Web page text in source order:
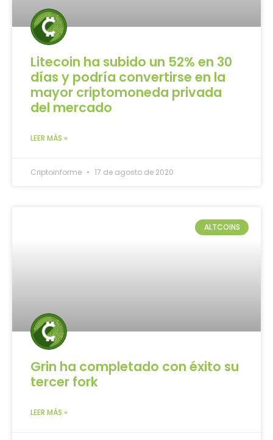
Litecoin ha subido un 52% en 30
días y podría convertirse en la
mayor criptomoneda privada
del mercado
LEER MÁS »
Criptoinforme 17 de agosto de 2020
ALTCOINS
Grin ha completado con éxito su
tercer fork
LEER MÁS »